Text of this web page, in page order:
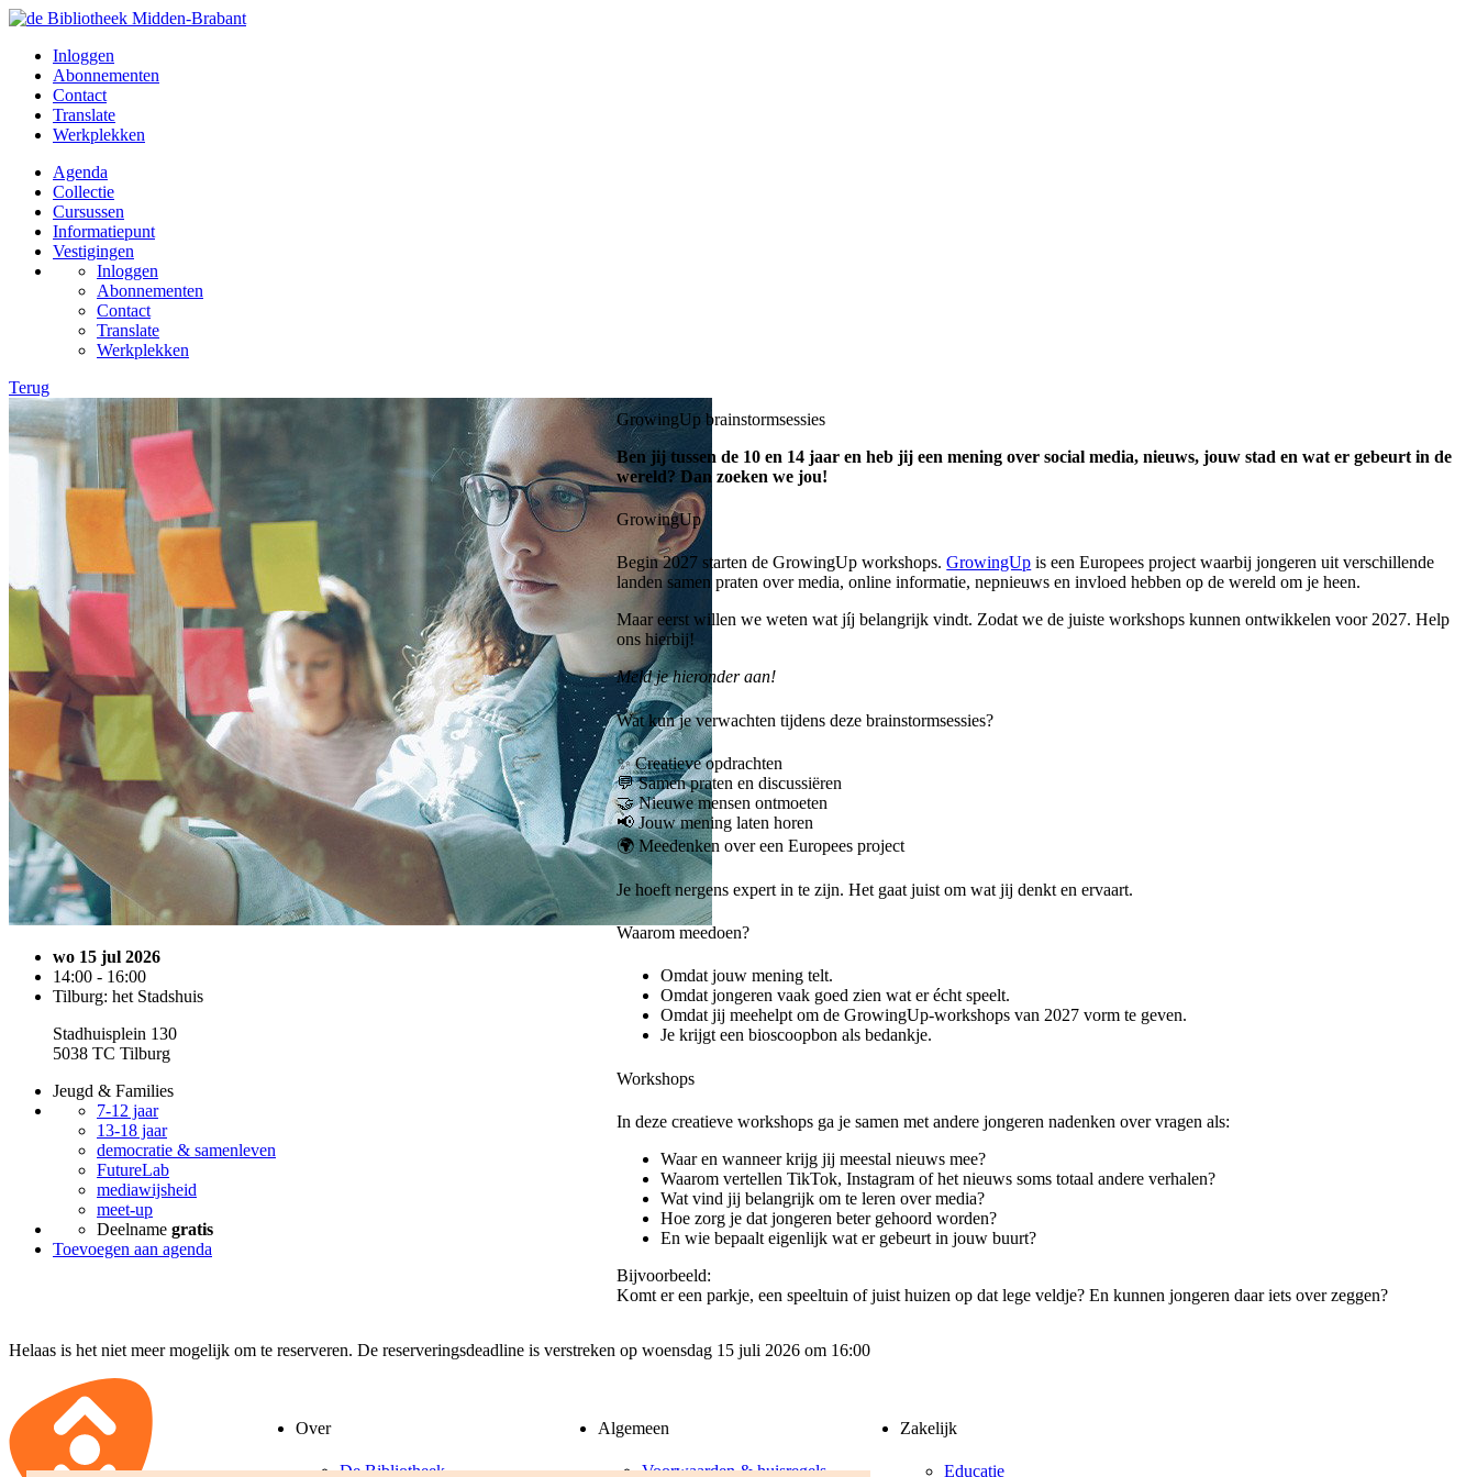
Inloggen
Abonnementen
Contact
Translate
Werkplekken
Agenda
Collectie
Cursussen
Informatiepunt
Vestigingen
Inloggen
Abonnementen
Contact
Translate
Werkplekken
Terug
wo 15 jul 2026
14:00 - 16:00
Tilburg: het Stadshuis
Stadhuisplein 130
5038 TC Tilburg
Jeugd & Families
7-12 jaar
13-18 jaar
democratie & samenleven
FutureLab
mediawijsheid
meet-up
Deelname gratis
Toevoegen aan agenda
GrowingUp brainstormsessies
Ben jij tussen de 10 en 14 jaar en heb jij een mening over social media, nieuws, jouw stad en wat er gebeurt in de
wereld? Dan zoeken we jou!
GrowingUp
Begin 2027 starten de GrowingUp workshops.GrowingUp is een Europees project waarbij jongeren uit verschillende
landen samen praten over media, online informatie, nepnieuws en invloed hebben op de wereld om je heen.
Maar eerst willen we weten wat jíj belangrijk vindt. Zodat we de juiste workshops kunnen ontwikkelen voor 2027. Help
ons hierbij!
Meld je hieronder aan!
Wat kun je verwachten tijdens deze brainstormsessies?
✨ Creatieve opdrachten
💬 Samen praten en discussiëren
🤝 Nieuwe mensen ontmoeten
📢 Jouw mening laten horen
🌍 Meedenken over een Europees project
Je hoeft nergens expert in te zijn. Het gaat juist om wat jij denkt en ervaart.
Waarom meedoen?
Omdat jouw mening telt.
Omdat jongeren vaak goed zien wat er écht speelt.
Omdat jij meehelpt om de GrowingUp-workshops van 2027 vorm te geven.
Je krijgt een bioscoopbon als bedankje.
Workshops
In deze creatieve workshops ga je samen met andere jongeren nadenken over vragen als:
Waar en wanneer krijg jij meestal nieuws mee?
Waarom vertellen TikTok, Instagram of het nieuws soms totaal andere verhalen?
Wat vind jij belangrijk om te leren over media?
Hoe zorg je dat jongeren beter gehoord worden?
En wie bepaalt eigenlijk wat er gebeurt in jouw buurt?
Bijvoorbeeld:
Komt er een parkje, een speeltuin of juist huizen op dat lege veldje? En kunnen jongeren daar iets over zeggen?
Helaas is het niet meer mogelijk om te reserveren. De reserveringsdeadline is verstreken op woensdag 15 juli 2026 om 16:00
Over
De Bibliotheek
Algemeen
Voorwaarden & huisregels
Zakelijk
Educatie